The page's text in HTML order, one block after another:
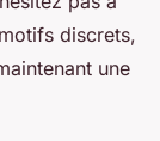
discrets,
une